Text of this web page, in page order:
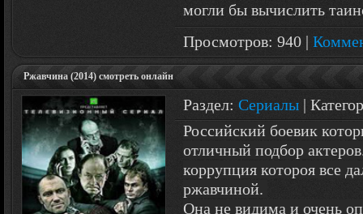
могли бы вычислить
Просмотров: 940 |
Ржавчина (2014) смотреть онлайн
Раздел: Сериалы |
Российский боевик
отличный подбор
коррупция котороя все
ржавчиной.
Она не видима и очень